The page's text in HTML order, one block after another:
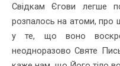
Свідкам Єгови легше
розпалось на атоми, про
у те, що воно
неодноразово Святе